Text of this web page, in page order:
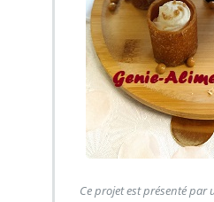
Ce projet est présenté